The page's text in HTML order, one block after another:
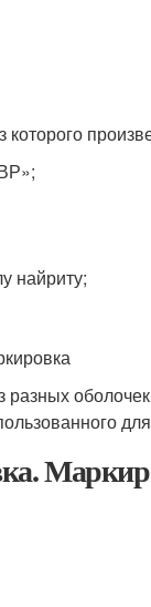
найриту;
разных